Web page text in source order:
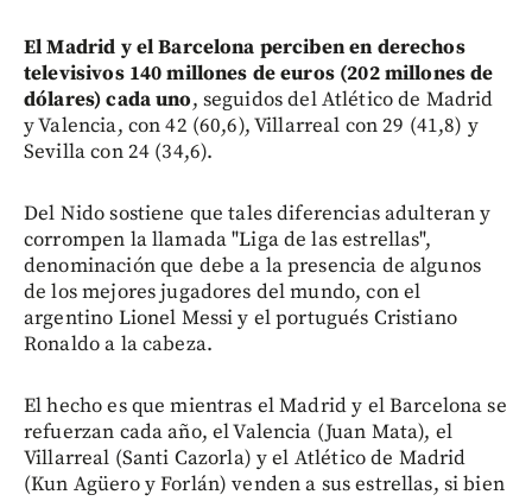
El Madrid y el Barcelona perciben en derechos
televisivos 140 millones de euros (202 millones de
dólares) cada uno, seguidos del Atlético de Madrid
y Valencia, con 42 (60,6), Villarreal con 29 (41,8) y
Sevilla con 24 (34,6).
Del Nido sostiene que tales diferencias adulteran y
corrompen la llamada "Liga de las estrellas",
denominación que debe a la presencia de algunos
de los mejores jugadores del mundo, con el
argentino Lionel Messi y el portugués Cristiano
Ronaldo a la cabeza.
El hecho es que mientras el Madrid y el Barcelona se
refuerzan cada año, el Valencia (Juan Mata), el
Villarreal (Santi Cazorla) y el Atlético de Madrid
(Kun Agüero y Forlán) venden a sus estrellas, si bien